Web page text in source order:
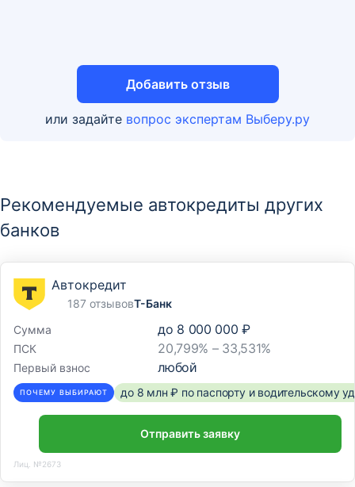
Отделение
ККО "Пермский" Филиала "Центральный"
Отделение
ККО «Пермь» Филиала «Корпоративный»
г Пермь, пр-кт Комсомольский, д 34, оф 101
Отделение
Кредитно-кассовый офис «Белогорский»
Амурская область, Белогорск, улица Кирова, 119
Кредитно-кассовый офис
«Благовещенский № 2»
Добавить отзыв
или задайте вопрос экспертам Выберу.ру
Рекомендуемые автокредиты других
банков
Автокредит
187 отзывовТ-Банк
Сумма
до 8 000 000 ₽
ПСК 20,799% – 33,531%
Первый взнос любой
ПОЧЕМУ ВЫБИРАЮТ до 8 млн ₽ по паспорту и водительскому
Отправить заявку
Лиц. №2673